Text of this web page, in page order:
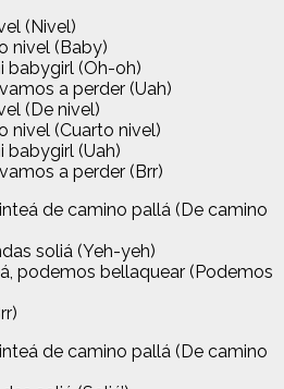
(Nivel)
nivel (Baby)
babygirl (Oh-oh)
a perder (Uah)
(De nivel)
nivel (Cuarto nivel)
babygirl (Uah)
a perder (Brr)
de camino pallá (De camino
soliá (Yeh-yeh)
podemos bellaquear (Podemos
de camino pallá (De camino